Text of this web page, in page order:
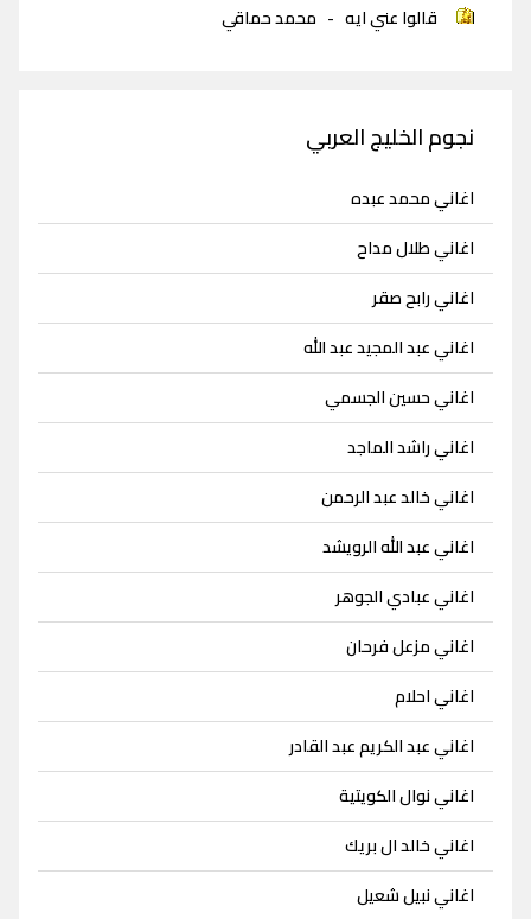
قالوا عني ايه - محمد حماقي
نجوم الخليج العربي
اغاني محمد عبده
اغاني طلال مداح
اغاني رابح صقر
اغاني عبد المجيد عبد الله
اغاني حسين الجسمي
اغاني راشد الماجد
اغاني خالد عبد الرحمن
اغاني عبد الله الرويشد
اغاني عبادي الجوهر
اغاني مزعل فرحان
اغاني احلام
اغاني عبد الكريم عبد القادر
اغاني نوال الكويتية
اغاني خالد ال بريك
اغاني نبيل شعيل